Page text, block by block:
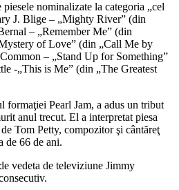
piesele nominalizate la categoria „cel
J. Blige – „Mighty River” (din
– „Remember Me” (din
of Love” (din „Call Me by
– „Stand Up for Something”
-„This is Me” (din „The Greatest
formaţiei Pearl Jam, a adus un tribut
anul trecut. El a interpretat piesa
Tom Petty, compozitor şi cântăreţ
de 66 de ani.
vedeta de televiziune Jimmy